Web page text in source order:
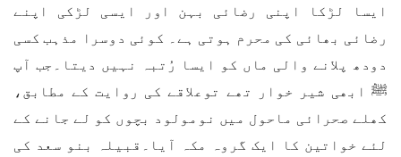
ایسا لڑکا اپنی رضائی بہن اور ایسی لڑکی اپنے
رضائی بھائی کی محرم ہوتی ہے۔ کوئی دوسرا مذہب کسی
دودھ پلانے والی ماں کو ایسا رُتبہ نہیں دیتا۔جب آپ
ﷺ ابھی شیر خوار تھے توعلاقے کی روایت کے مطابق،
کھلے صحرائی ماحول میں نومولود بچوں کو لے جانے کے
لئے خواتین کا ایک گروہ مکہ آیا۔قبیلہ بنو سعد کی